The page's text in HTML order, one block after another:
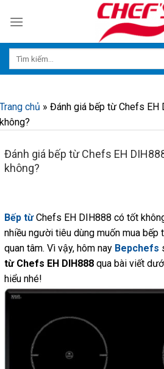
Trang chủ » Đánh giá bếp từ Chefs EH
không?
Đánh giá bếp từ Chefs EH
không?
Bếp từChefs EH DIH888 có tốt
nhiều người tiêu dùng muốn mua bếp
quan tâm. Vì vậy, hôm nay Bepchefs
từ Chefs EH DIH888 qua bài viết
hiểu nhé!